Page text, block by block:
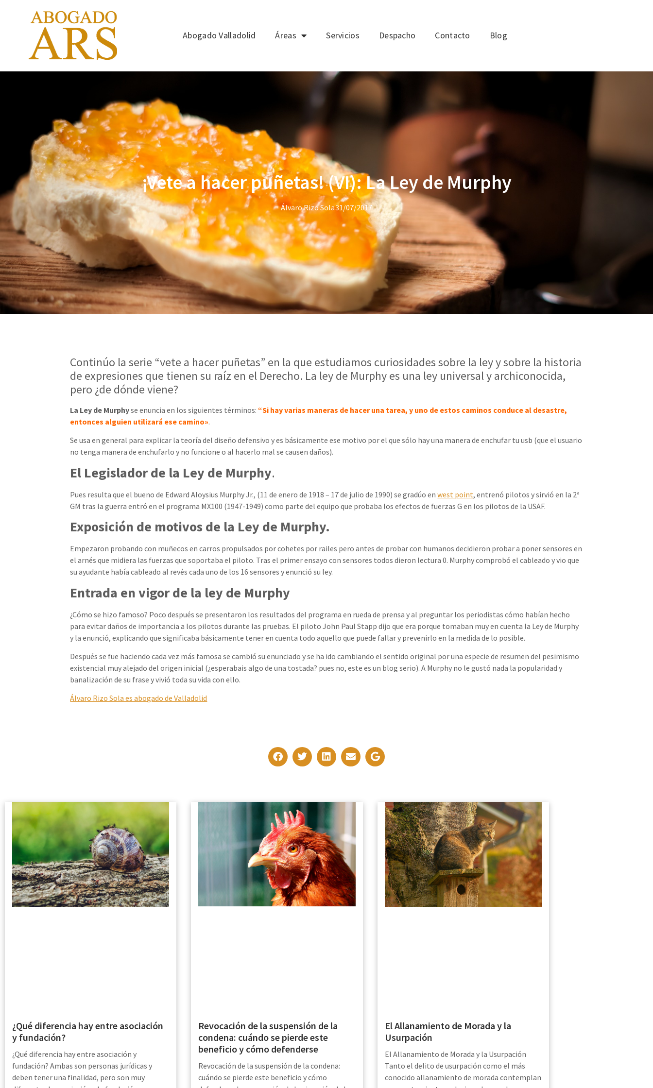
Abogado Valladolid Áreas Servicios Despacho Contacto Blog
¡Vete a hacer puñetas! (VI): La Ley de Murphy
Álvaro Rizo Sola31/07/2017
Continúo la serie “vete a hacer puñetas” en la que estudiamos curiosidades sobre la ley y sobre la historia
de expresiones que tienen su raíz en el Derecho. La ley de Murphy es una ley universal y archiconocida,
pero ¿de dónde viene?
La Ley de Murphyse enuncia en los siguientes términos:“Si hay varias maneras de hacer una tarea, y uno de estos caminos conduce al desastre,
entonces alguien utilizará ese camino».
Se usa en general para explicar la teoría del diseño defensivo y es básicamente ese motivo por el que sólo hay una manera de enchufar tu usb (que el usuario
no tenga manera de enchufarlo y no funcione o al hacerlo mal se causen daños).
El Legislador de la Ley de Murphy.
Pues resulta que el bueno de Edward Aloysius Murphy Jr., (11 de enero de 1918 – 17 de julio de 1990) se gradúo enwest point, entrenó pilotos y sirvió en la 2ª
GM tras la guerra entró en el programa MX100 (1947-1949) como parte del equipo que probaba los efectos de fuerzas G en los pilotos de la USAF.
Exposición de motivos de la Ley de Murphy.
Empezaron probando con muñecos en carros propulsados por cohetes por railes pero antes de probar con humanos decidieron probar a poner sensores en
el arnés que midiera las fuerzas que soportaba el piloto. Tras el primer ensayo con sensores todos dieron lectura 0. Murphy comprobó el cableado y vio que
su ayudante había cableado al revés cada uno de los 16 sensores y enunció su ley.
Entrada en vigor de la ley de Murphy
¿Cómo se hizo famoso? Poco después se presentaron los resultados del programa en rueda de prensa y al preguntar los periodistas cómo habían hecho
para evitar daños de importancia a los pilotos durante las pruebas. El piloto John Paul Stapp dijo que era porque tomaban muy en cuenta la Ley de Murphy
y la enunció, explicando que significaba básicamente tener en cuenta todo aquello que puede fallar y prevenirlo en la medida de lo posible.
Después se fue haciendo cada vez más famosa se cambió su enunciado y se ha ido cambiando el sentido original por una especie de resumen del pesimismo
existencial muy alejado del origen inicial (¿esperabais algo de una tostada? pues no, este es un blog serio). A Murphy no le gustó nada la popularidad y
banalización de su frase y vivió toda su vida con ello.
Álvaro Rizo Sola es abogado de Valladolid
¿Qué diferencia hay entre asociación
y fundación?
¿Qué diferencia hay entre asociación y
fundación? Ambas son personas jurídicas y
deben tener una finalidad, pero son muy
Revocación de la suspensión de la
condena: cuándo se pierde este
beneficio y cómo defenderse
Revocación de la suspensión de la condena:
cuándo se pierde este beneficio y cómo
El Allanamiento de Morada y la
Usurpación
El Allanamiento de Morada y la Usurpación
Tanto el delito de usurpación como el más
conocido allanamiento de morada contemplan